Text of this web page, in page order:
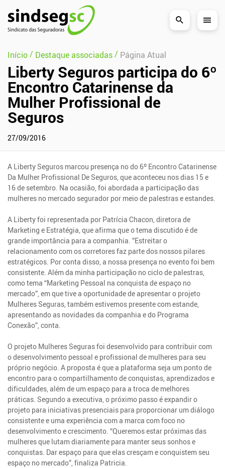
Pular Navegação (s)
Início/ Destaque associadas/ Página Atual
Liberty Seguros participa do 6º
Encontro Catarinense da
Mulher Profissional de
Seguros
27/09/2016
A Liberty Seguros marcou presença no do 6º Encontro Catarinense
Da Mulher Profissional De Seguros, que aconteceu nos dias 15 e
16 de setembro. Na ocasião, foi abordada a participação das
mulheres no mercado segurador por meio de palestras e estandes.
A Liberty foi representada por Patrícia Chacon, diretora de
Marketing e Estratégia, que afirma que o tema discutido é de
grande importância para a companhia. ”Estreitar o
relacionamento com os corretores faz parte dos nossos pilares
estratégicos. Por conta disso, a nossa presença no evento foi bem
consistente. Além da minha participação no ciclo de palestras,
como tema “Marketing Pessoal na conquista de espaço no
mercado”, em que tive a oportunidade de apresentar o projeto
Mulheres Seguras, também estivemos presente com estande,
apresentando as novidades da companhia e do Programa
Conexão”, conta.
O projeto Mulheres Seguras foi desenvolvido para contribuir com
o desenvolvimento pessoal e profissional de mulheres para seu
próprio negócio. A proposta é que a plataforma seja um ponto de
encontro para o compartilhamento de conquistas, aprendizados e
dificuldades, além de um espaço para a troca de melhores
práticas. Segundo a executiva, o próximo passo é expandir o
projeto para iniciativas presenciais para proporcionar um diálogo
consistente e uma experiência com a marca com foco no
desenvolvimento e crescimento. “Queremos estar próximas das
mulheres que lutam diariamente para manter seus sonhos e
conquistas. Dar espaço para que elas cresçam e conquistem seu
espaço no mercado”, finaliza Patricia.